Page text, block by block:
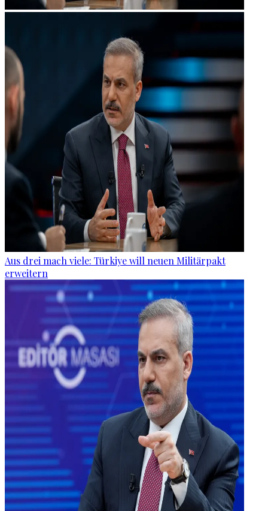
Aus drei mach viele: Türkiye will neuen Militärpakt
erweitern